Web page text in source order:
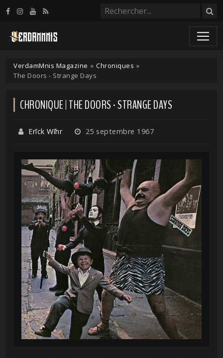
VerdamMnis Magazine » Chroniques »
The Doors - Strange Days
CHRONIQUE | THE DOORS - STRANGE DAYS
Erīck Wīhr 25 septembre 1967
Panneau de gestion des cookies